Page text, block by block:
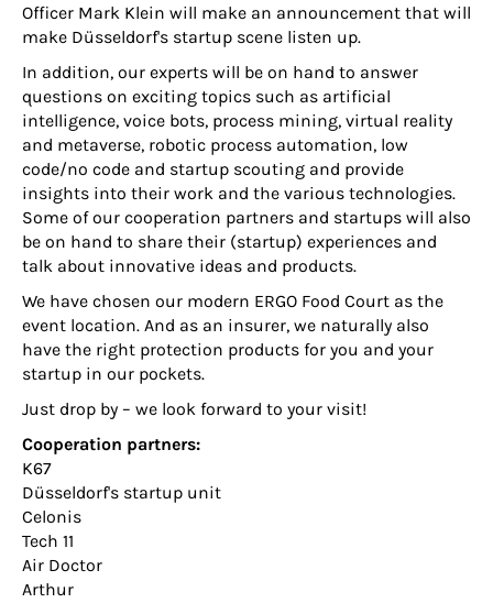
Officer Mark Klein will make an announcement that will
make Düsseldorf's startup scene listen up.
In addition, our experts will be on hand to answer
questions on exciting topics such as artificial
intelligence, voice bots, process mining, virtual reality
and metaverse, robotic process automation, low
code/no code and startup scouting and provide
insights into their work and the various technologies.
Some of our cooperation partners and startups will also
be on hand to share their (startup) experiences and
talk about innovative ideas and products.
We have chosen our modern ERGO Food Court as the
event location. And as an insurer, we naturally also
have the right protection products for you and your
startup in our pockets.
Just drop by – we look forward to your visit!
Cooperation partners:
K67
Düsseldorf's startup unit
Celonis
Tech 11
Air Doctor
Arthur